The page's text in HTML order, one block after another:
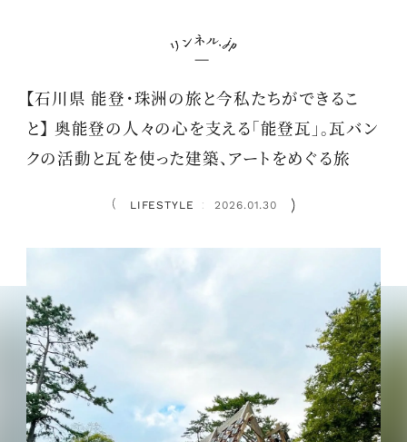
【石川県 能登・珠洲の旅と今私たちができるこ
と】 奥能登の人々の心を支える「能登瓦」。瓦バン
クの活動と瓦を使った建築、アートをめぐる旅
LIFESTYLE ： 2026.01.30